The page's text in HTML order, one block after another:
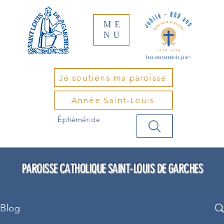
ME
NU
Je soutiens ma paroisse
Année Saint-Louis
Éphéméride
PAROISSE CATHOLIQUE SAINT-LOUIS DE GARCHES
Blog